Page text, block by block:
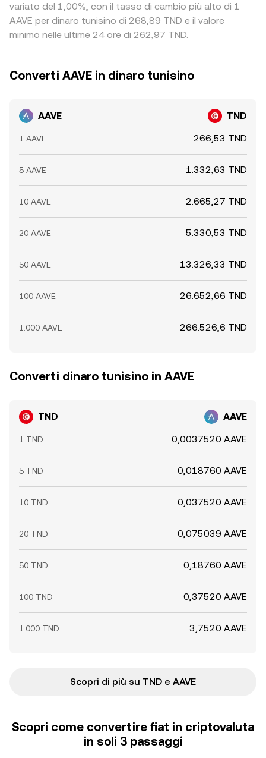
variato del 1,00%, con il tasso di cambio più alto di 1
AAVE per dinaro tunisino di 268,89 TND e il valore
minimo nelle ultime 24 ore di 262,97 TND.
Converti AAVE in dinaro tunisino
AAVE TND
1 AAVE 266,53 TND
5 AAVE 1.332,63 TND
10 AAVE 2.665,27 TND
20 AAVE 5.330,53 TND
50 AAVE 13.326,33 TND
100 AAVE 26.652,66 TND
1.000 AAVE 266.526,6 TND
Converti dinaro tunisino in AAVE
TND AAVE
1 TND 0,0037520 AAVE
5 TND 0,018760 AAVE
10 TND 0,037520 AAVE
20 TND 0,075039 AAVE
50 TND 0,18760 AAVE
100 TND 0,37520 AAVE
1.000 TND 3,7520 AAVE
Scopri di più su TND e AAVE
Scopri come convertire fiat in criptovaluta
in soli 3 passaggi